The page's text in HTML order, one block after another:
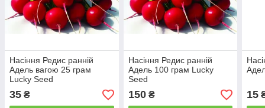
Насіння Редис ранній
Адель вагою 25 грам
Lucky Seed
35 ₴
Насіння Редис ранній
Адель 100 грам Lucky
Seed
150₴ 15